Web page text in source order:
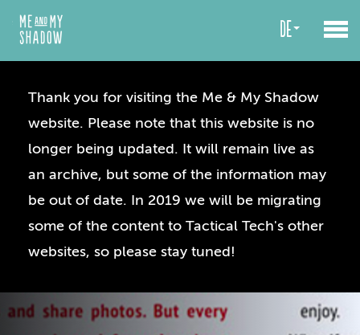
Thank you for visiting the Me & My Shadow
website. Please note that this website is no
longer being updated. It will remain live as
an archive, but some of the information may
be out of date. In 2019 we will be migrating
some of the content to Tactical Tech's other
websites, so please stay tuned!
de